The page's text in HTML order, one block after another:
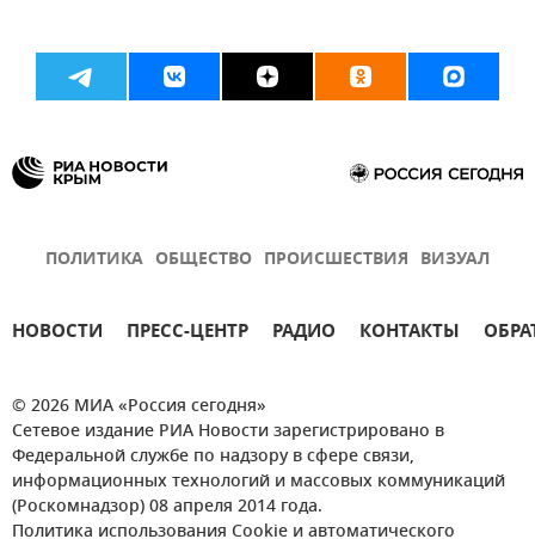
ПОЛИТИКА ОБЩЕСТВО ПРОИСШЕСТВИЯ ВИЗУАЛ
НОВОСТИ ПРЕСС-ЦЕНТР РАДИО КОНТАКТЫ
© 2026 МИА «Россия сегодня»
Сетевое издание РИА Новости зарегистрировано в
Федеральной службе по надзору в сфере связи,
информационных технологий и массовых коммуникаций
(Роскомнадзор) 08 апреля 2014 года.
Политика использования Cookie и автоматического